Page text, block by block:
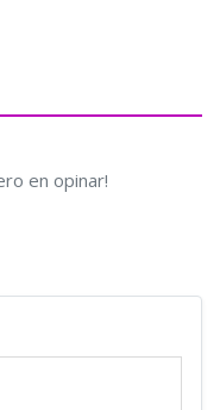
en opinar!